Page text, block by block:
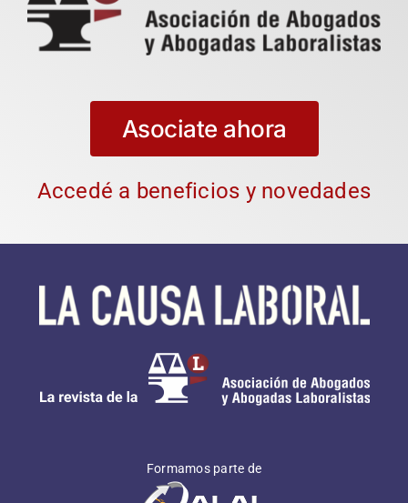
Asociate ahora
Accedé a beneficios y novedades
Formamos parte de